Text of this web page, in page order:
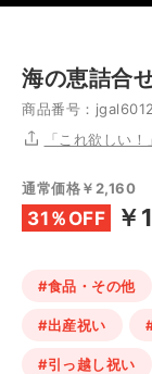
海の恵詰合
商品番号：jgal6012
「これ欲しい
通常価格￥2,160
31％OFF ￥
#食品・その他
#出産祝い
#引っ越し祝い